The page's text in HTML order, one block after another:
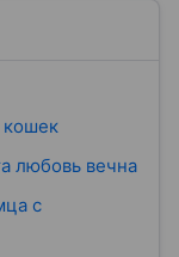
кошек
любовь вечна
с